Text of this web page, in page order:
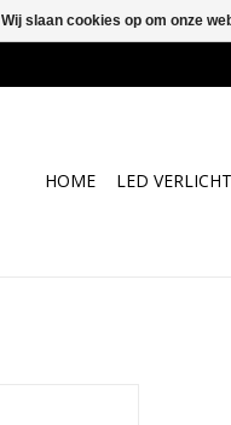
HOME LED
Wij slaan cookies op om onze